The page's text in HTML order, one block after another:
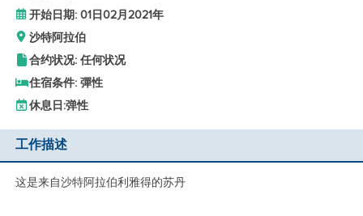
开始日期: 01日02月2021年
沙特阿拉伯
合约状况: 任何状况
住宿条件: 彈性
休息日:弹性
工作描述
这是来自沙特阿拉伯利雅得的苏丹